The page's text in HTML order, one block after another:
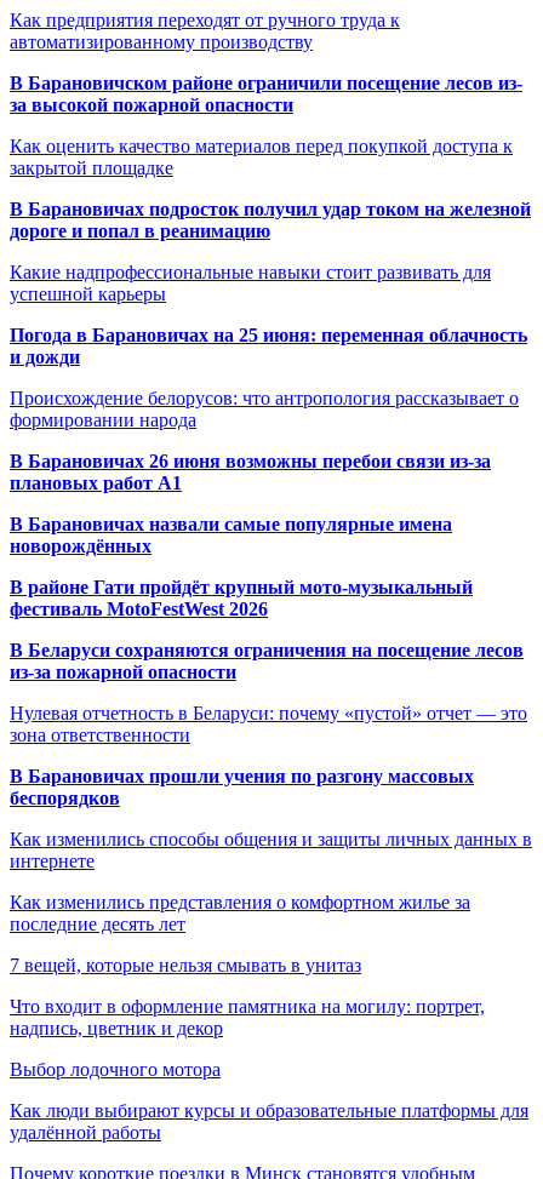
Как предприятия переходят от ручного труда к
автоматизированному производству
В Барановичском районе ограничили посещение лесов из-
за высокой пожарной опасности
Как оценить качество материалов перед покупкой доступа к
закрытой площадке
В Барановичах подросток получил удар током на железной
дороге и попал в реанимацию
Какие надпрофессиональные навыки стоит развивать для
успешной карьеры
Погода в Барановичах на 25 июня: переменная облачность
и дожди
Происхождение белорусов: что антропология рассказывает о
формировании народа
В Барановичах 26 июня возможны перебои связи из-за
плановых работ A1
В Барановичах назвали самые популярные имена
новорождённых
В районе Гати пройдёт крупный мото-музыкальный
фестиваль MotoFestWest 2026
В Беларуси сохраняются ограничения на посещение лесов
из-за пожарной опасности
Нулевая отчетность в Беларуси: почему «пустой» отчет — это
зона ответственности
В Барановичах прошли учения по разгону массовых
беспорядков
Как изменились способы общения и защиты личных данных в
интернете
Как изменились представления о комфортном жилье за
последние десять лет
7 вещей, которые нельзя смывать в унитаз
Что входит в оформление памятника на могилу: портрет,
надпись, цветник и декор
Выбор лодочного мотора
Как люди выбирают курсы и образовательные платформы для
удалённой работы
Почему короткие поездки в Минск становятся удобным